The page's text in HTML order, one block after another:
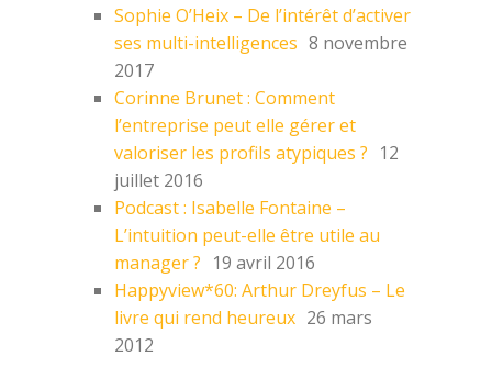
Sophie O’Heix – De l’intérêt d’activer
ses multi-intelligences 8 novembre
2017
Corinne Brunet : Comment
l’entreprise peut elle gérer et
valoriser les profils atypiques ? 12
juillet 2016
Podcast : Isabelle Fontaine –
L’intuition peut-elle être utile au
manager ? 19 avril 2016
Happyview*60: Arthur Dreyfus – Le
livre qui rend heureux 26 mars
2012